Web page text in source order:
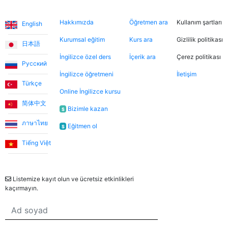
Dersler, öğretmen-öğrenci ilişkisinden çok arkadaşlık
havasında geçiyor.
Ece T.
Emma, kızıma İngilizceyi çok eğlenceli yöntemlerle
öğretiyor. Her zaman neşeli ve bu dersleri daha keyifli
hale getiriyor. Bu uygulama sayesinde Emma ile
tanışmamızı ve bize İngilizce öğretmesini büyük bir
şans olarak görüyorum.
Utku S.
Umut Hoca ile çalıştım. Türkçe desteksiz iletişim
English
日本語
Русский
Türkçe
简体中文
ภาษาไทย
Tiếng Việt
Hakkımızda
Kurumsal eğitim
İngilizce özel ders
İngilizce öğretmeni
Online İngilizce kursu
$ Bizimle kazan
$ Eğitmen ol
Öğretmen ara
Kurs ara
İçerik ara
Kullanım şartları
Gizlilik politikası
Çerez politikası
İletişim
Listemize kayıt olun ve ücretsiz etkinlikleri
kaçırmayın.